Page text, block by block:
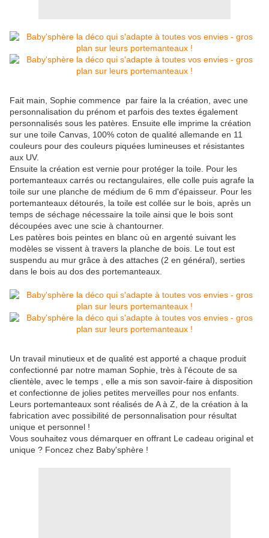
Fait main, Sophie commence par faire la la création, avec une
personnalisation du prénom et parfois des textes également
personnalisés sous les patères. Ensuite elle imprime la création
sur une toile Canvas, 100% coton de qualité allemande en 11
couleurs pour des couleurs piquées lumineuses et résistantes
aux UV.
Ensuite la création est vernie pour protéger la toile. Pour les
portemanteaux carrés ou rectangulaires, elle colle puis agrafe la
toile sur une planche de médium de 6 mm d'épaisseur. Pour les
portemanteaux détourés, la toile est collée sur le bois, après un
temps de séchage nécessaire la toile ainsi que le bois sont
découpées avec une scie à chantourner.
Les patères bois peintes en blanc où en argenté suivant les
modèles se vissent à travers la planche de bois. Le tout est
suspendu au mur grâce à des attaches (2 en général), serties
dans le bois au dos des portemanteaux.
Un travail minutieux et de qualité est apporté a chaque produit
confectionné par notre maman Sophie, très à l'écoute de sa
clientèle, avec le temps , elle a mis son savoir-faire à disposition
et confectionne de jolies petites merveilles pour nos enfants.
Leurs portemanteaux sont réalisés de A à Z, de la création à la
fabrication avec possibilité de personnalisation pour résultat
unique et personnel !
Vous souhaitez vous démarquer en offrant Le cadeau original et
unique ? Foncez chez Baby'sphère !